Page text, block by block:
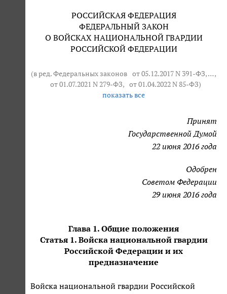
РОССИЙСКАЯ ФЕДЕРАЦИЯ
ФЕДЕРАЛЬНЫЙ ЗАКОН
О ВОЙСКАХ НАЦИОНАЛЬНОЙ ГВАРДИИ
РОССИЙСКОЙ ФЕДЕРАЦИИ
(в ред. Федеральных законов от 05.12.2017 N 391-ФЗ, … ,
от 01.07.2021 N 279-ФЗ, от 01.04.2022 N 85-ФЗ)
показать все
Принят
Государственной Думой
22 июня 2016 года
Одобрен
Советом Федерации
29 июня 2016 года
Глава 1. Общие положения
Статья 1. Войска национальной гвардии
Российской Федерации и их
предназначение
Войска национальной гвардии Российской